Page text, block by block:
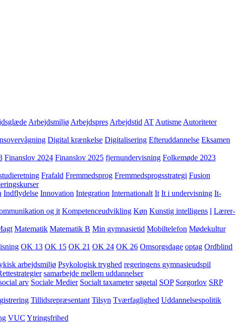
Arbejdsmiljø Arbejdspres Arbejdstid AT Autisme Autoriteter
Digital krænkelse Digitalisering Efteruddannelse Eksamen
Finanslov 2024 Finanslov 2025 fjernundervisning Folkemøde 2023
Frafald Fremmedsprog Fremmedsprogsstrategi Fusion
Indflydelse Innovation Integration Internationalt It It i undervisning It-
og it Kompetenceudvikling Køn Kunstig intelligens l Lærer-
Matematik Matematik B Min gymnasietid Mobiltelefon Mødekultur
OK 13 OK 15 OK 21 OK 24 OK 26 Omsorgsdage optag Ordblind
arbejdsmiljø Psykologisk tryghed regeringens gymnasieudspil
samarbejde mellem uddannelser
arv Sociale Medier Socialt taxameter søgetal SOP Sorgorlov SRP
Tillidsrepræsentant Tilsyn Tværfaglighed Uddannelsespolitik
VUC Ytringsfrihed